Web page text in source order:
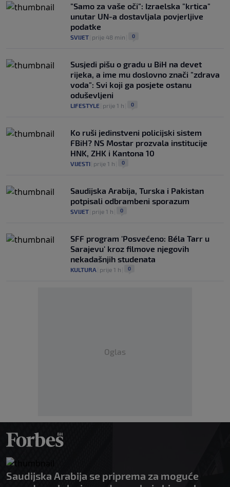
"Samo za vaše oči": Izraelska "krtica"
unutar UN-a dostavljala povjerljive
podatke
SVIJET prije 48 min 0
Susjedi pišu o gradu u BiH na devet
rijeka, a ime mu doslovno znači "zdrava
voda": Svi koji ga posjete ostanu
oduševljeni
LIFESTYLE prije 1 h 0
Ko ruši jedinstveni policijski sistem
FBiH? NS Mostar prozvala institucije
HNK, ZHK i Kantona 10
VIJESTI prije 1 h 0
Saudijska Arabija, Turska i Pakistan
potpisali odbrambeni sporazum
SVIJET prije 1 h 0
SFF program 'Posvećeno: Béla Tarr u
Sarajevu' kroz filmove njegovih
nekadašnjih studenata
KULTURA prije 1 h 0
Oglas
Saudijska Arabija se priprema za moguće